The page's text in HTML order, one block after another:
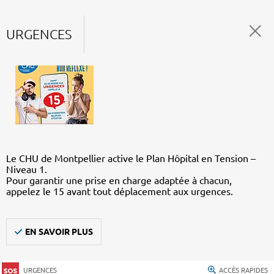
URGENCES
Le CHU de Montpellier active le Plan Hôpital en Tension –
Niveau 1.
Pour garantir une prise en charge adaptée à chacun,
appelez le 15 avant tout déplacement aux urgences.
EN SAVOIR PLUS
URGENCES ACCÈS RAPIDES